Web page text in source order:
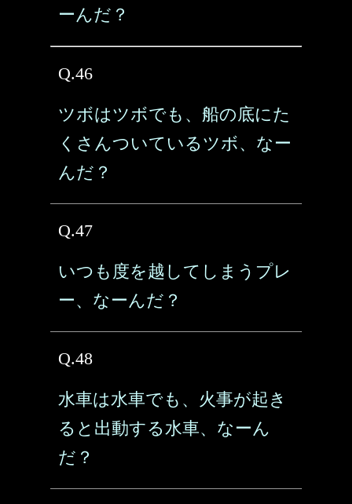
ーんだ？
Q.46
ツボはツボでも、船の底にた
くさんついているツボ、なー
んだ？
Q.47
いつも度を越してしまうプレ
ー、なーんだ？
Q.48
水車は水車でも、火事が起き
ると出動する水車、なーん
だ？